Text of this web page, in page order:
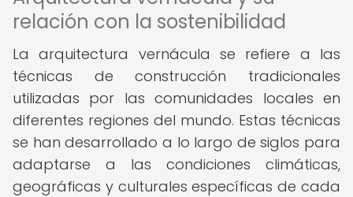
relación con la sostenibilidad
La arquitectura vernácula se refiere a las
técnicas de construcción tradicionales
utilizadas por las comunidades locales en
diferentes regiones del mundo. Estas técnicas
se han desarrollado a lo largo de siglos para
adaptarse a las condiciones climáticas,
geográficas y culturales específicas de cada